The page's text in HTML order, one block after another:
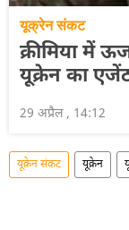
यूक्रेन संकट
क्रीमिया में
यूक्रेन का
29 अप्रैल , 14:12
यूक्रेन संकट यूक्रेन